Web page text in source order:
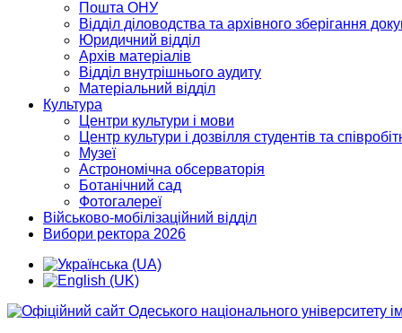
Пошта ОНУ
Відділ діловодства та архівного зберігання
Юридичний відділ
Архів матеріалів
Відділ внутрішнього аудиту
Матеріальний відділ
Культура
Центри культури і мови
Центр культури і дозвілля студентів та
Музеї
Астрономічна обсерваторія
Ботанічний сад
Фотогалереї
Військово-мобілізаційний відділ
Вибори ректора 2026